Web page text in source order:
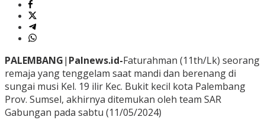
PALEMBANG| Palnews.id-Faturahman (11th/Lk) seorang
remaja yang tenggelam saat mandi dan berenang di
sungai musi Kel. 19 ilir Kec. Bukit kecil kota Palembang
Prov. Sumsel, akhirnya ditemukan oleh team SAR
Gabungan pada sabtu (11/05/2024)